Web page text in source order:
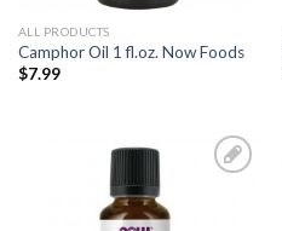
ALL PRODUCTS
Camphor Oil 1 fl.oz. Now Foods
$7.99